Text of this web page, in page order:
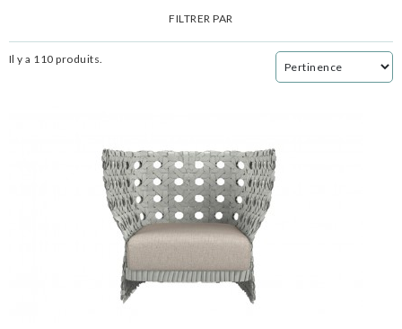
FILTRER PAR
Il y a 110 produits.